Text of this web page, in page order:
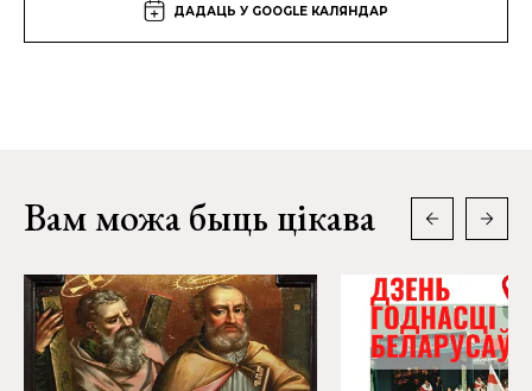
ДАДАЦЬ У GOOGLE КАЛЯНДАР
Вам можа быць цікава